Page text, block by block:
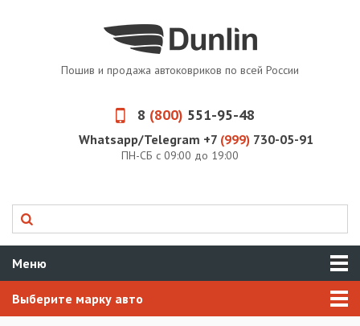
Пошив и продажа автоковриков по всей России
8 (800) 551-95-48
Whatsapp/Telegram +7 (999) 730-05-91
ПН-СБ с 09:00 до 19:00
Меню
Выберите марку авто